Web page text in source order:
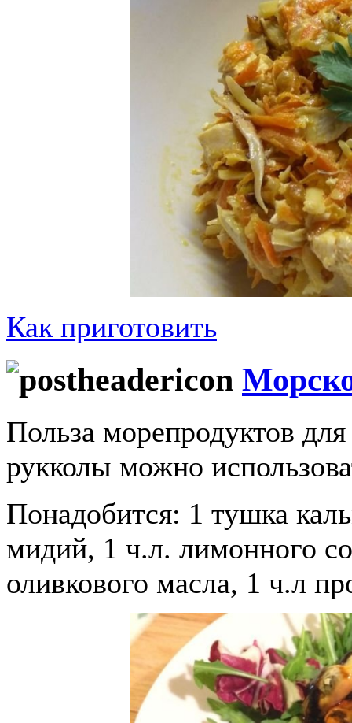
Как приготовить
Польза морепродуктов
рукколы можно
Понадобится: 1 тушка
мидий, 1 ч.л. лимонного
оливкового масла, 1 ч.л